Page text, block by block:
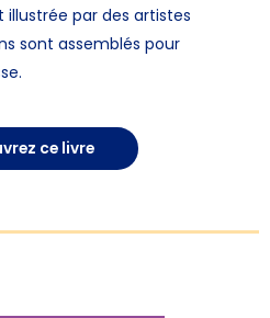
par des artistes
sont assemblés pour
ce livre